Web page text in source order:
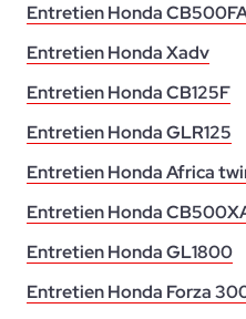
Entretien Honda
Entretien Honda Xadv
Entretien Honda CB125F
Entretien Honda GLR125
Entretien Honda Africa
Entretien Honda
Entretien Honda GL1800
Entretien Honda Forza